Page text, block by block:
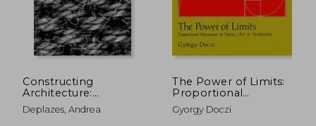
Constructing
Architecture:
Materials, Processes,
Structures. a
Deplazes, Andrea
The Power of Limits:
Proportional
Harmonies in Nature,
art and Architecture
Gyorgy Doczi